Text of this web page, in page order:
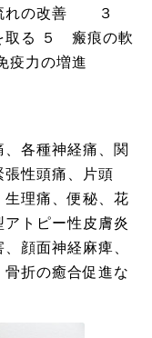
れの改善 ３
る ５ 瘢痕の軟
疫力の増進
各種神経痛、関
性頭痛、片頭
理痛、便秘、花
トピー性皮膚炎
顔面神経麻痺、
折の癒合促進な